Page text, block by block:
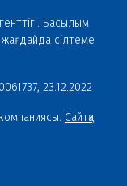
Басылым
сілтеме
23.12.2022
Сайтқа